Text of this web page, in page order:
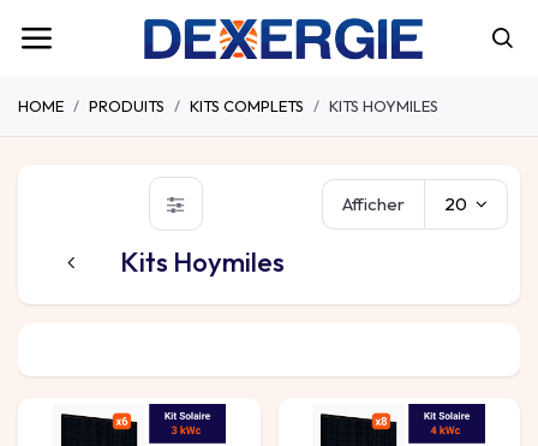
HOME PRODUITS KITS COMPLETS KITS HOYMILES
Kits Hoymiles
Afficher 20